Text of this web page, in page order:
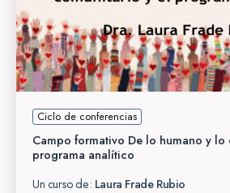
Ciclo de conferencias
Campo formativo De lo humano y
programa analítico
Un curso de: Laura Frade Rubio